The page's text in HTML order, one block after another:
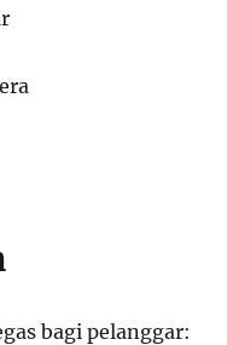
bagi pelanggar: